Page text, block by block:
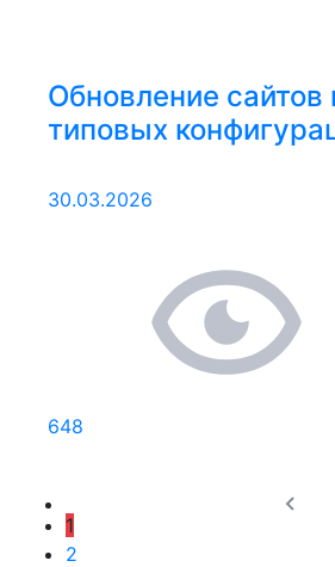
Обновление сайтов
типовых
30.03.2026
648
1
2